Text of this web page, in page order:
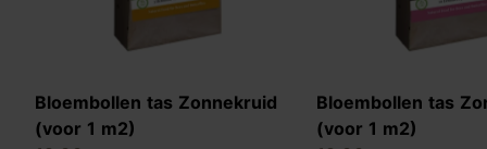
Bloembollen tas Zonnekruid
(voor 1 m2)
Bloembollen tas
(voor 1 m2)